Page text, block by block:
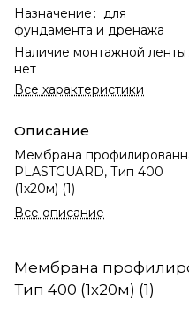
Назначение :
для
фундамента и дренажа
Наличие монтажной ленты
нет
Все характеристики
Описание
Мембрана
PLASTGUARD, Тип 400
(1х20м) (1)
Все описание
Мембрана
Тип 400 (1х20м) (1)